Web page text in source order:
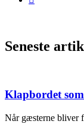
Seneste
Klapbordet
Når gæsterne bliver